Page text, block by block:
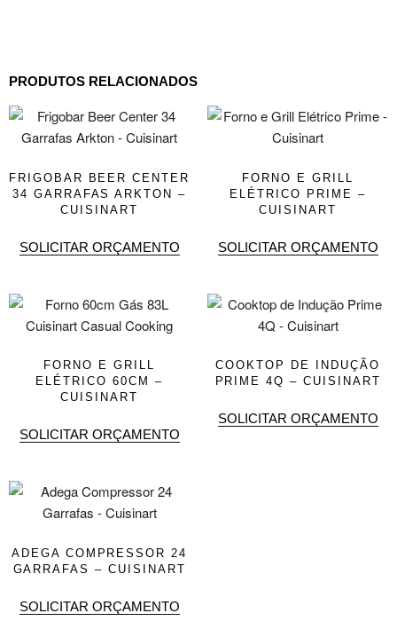
PRODUTOS RELACIONADOS
FRIGOBAR BEER CENTER
34 GARRAFAS ARKTON –
CUISINART
SOLICITAR ORÇAMENTO
FORNO E GRILL
ELÉTRICO PRIME –
CUISINART
SOLICITAR ORÇAMENTO
FORNO E GRILL
ELÉTRICO 60CM –
CUISINART
SOLICITAR ORÇAMENTO
COOKTOP DE INDUÇÃO
PRIME 4Q – CUISINART
SOLICITAR ORÇAMENTO
ADEGA COMPRESSOR 24
GARRAFAS – CUISINART
SOLICITAR ORÇAMENTO